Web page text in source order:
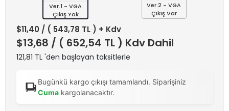
Ver.1 - VGA
Çıkış Yok
Ver.2 - VGA
Çıkış Var
$11,40 / ( 543,78 TL ) + Kdv
$13,68 / ( 652,54 TL ) Kdv Dahil
121,81 TL 'den başlayan taksitlerle
Bugünkü kargo çıkışı tamamlandı. Siparişiniz
Cumakargolanacaktır.